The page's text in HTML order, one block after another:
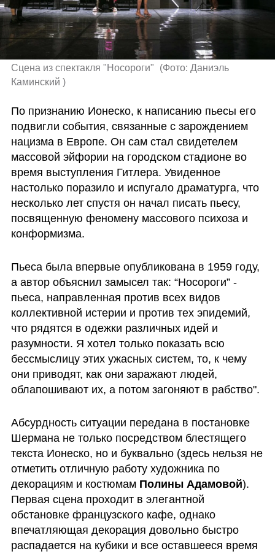
Сцена из спектакля "Носороги" (Фото: Даниэль
Каминский )
По признанию Ионеско, к написанию пьесы его
подвигли события, связанные с зарождением
нацизма в Европе. Он сам стал свидетелем
массовой эйфории на городском стадионе во
время выступления Гитлера. Увиденное
настолько поразило и испугало драматурга, что
несколько лет спустя он начал писать пьесу,
посвященную феномену массового психоза и
конформизма.
Пьеса была впервые опубликована в 1959 году,
а автор объяснил замысел так: “Носороги” -
пьеса, направленная против всех видов
коллективной истерии и против тех эпидемий,
что рядятся в одежки различных идей и
разумности. Я хотел только показать всю
бессмыслицу этих ужасных систем, то, к чему
они приводят, как они заражают людей,
облапошивают их, а потом загоняют в рабство".
Абсурдность ситуации передана в постановке
Шермана не только посредством блестящего
текста Ионеско, но и буквально (здесь нельзя не
отметить отличную работу художника по
декорациям и костюмам Полины Адамовой).
Первая сцена проходит в элегантной
обстановке французского кафе, однако
впечатляющая декорация довольно быстро
распадается на кубики и все оставшееся время